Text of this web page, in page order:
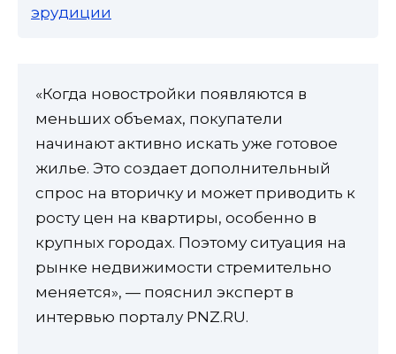
эрудиции
«Когда новостройки появляются в
меньших объемах, покупатели
начинают активно искать уже готовое
жилье. Это создает дополнительный
спрос на вторичку и может приводить к
росту цен на квартиры, особенно в
крупных городах. Поэтому ситуация на
рынке недвижимости стремительно
меняется», — пояснил эксперт в
интервью порталу PNZ.RU.